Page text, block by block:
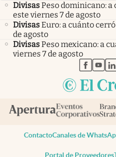
DivisasPeso dominicano:
este viernes 7 de agosto
DivisasEuro: a cuánto
de agosto
DivisasPeso mexicano: a
viernes 7 de agosto
abre
ContactoCanales de
Portal de Proveedores